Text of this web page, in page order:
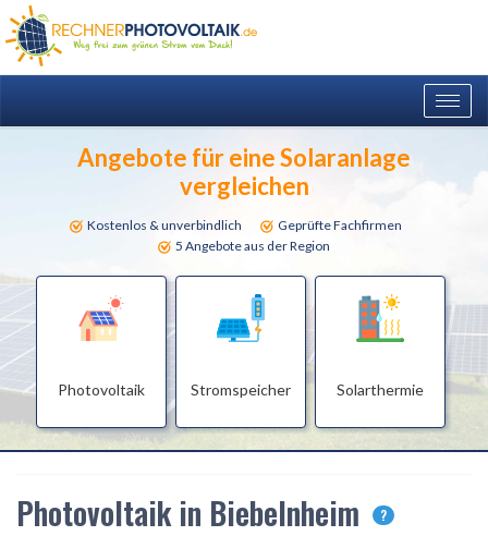
Angebote für eine Solaranlage
vergleichen
Kostenlos & unverbindlich
Geprüfte Fachfirmen
5 Angebote aus der Region
Photovoltaik Stromspeicher Solarthermie
Photovoltaik in Biebelnheim ?